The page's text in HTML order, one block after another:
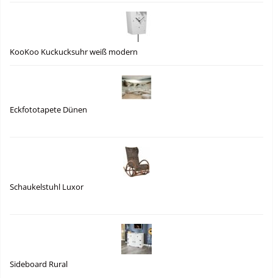
KooKoo Kuckucksuhr weiß modern
Eckfototapete Dünen
Schaukelstuhl Luxor
Sideboard Rural